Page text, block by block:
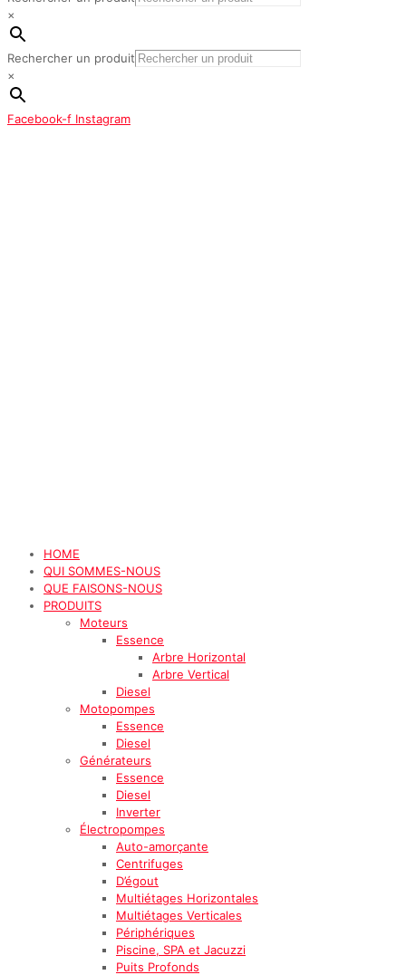
×
Rechercher un produit
×
Facebook-f Instagram
HOME
QUI SOMMES-NOUS
QUE FAISONS-NOUS
PRODUITS
Moteurs
Essence
Arbre Horizontal
Arbre Vertical
Diesel
Motopompes
Essence
Diesel
Générateurs
Essence
Diesel
Inverter
Électropompes
Auto-amorçante
Centrifuges
D’égout
Multiétages Horizontales
Multiétages Verticales
Périphériques
Piscine, SPA et Jacuzzi
Puits Profonds